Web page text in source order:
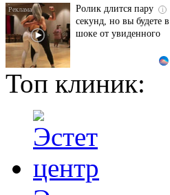
i
Ролик длится пару
секунд, но вы будете в
шоке от увиденного
Ролик из Омска: вы
будете смеяться долго
Ржу не переставая, это
не раз
Топ клиник: